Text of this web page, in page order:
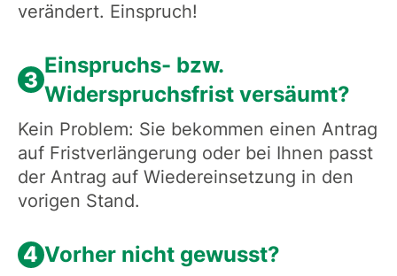
verändert. Einspruch!
3
Einspruchs- bzw.
Widerspruchsfrist versäumt?
Kein Problem: Sie bekommen einen Antrag
auf Fristverlängerung oder bei Ihnen passt
der Antrag auf Wiedereinsetzung in den
vorigen Stand.
4 Vorher nicht gewusst?